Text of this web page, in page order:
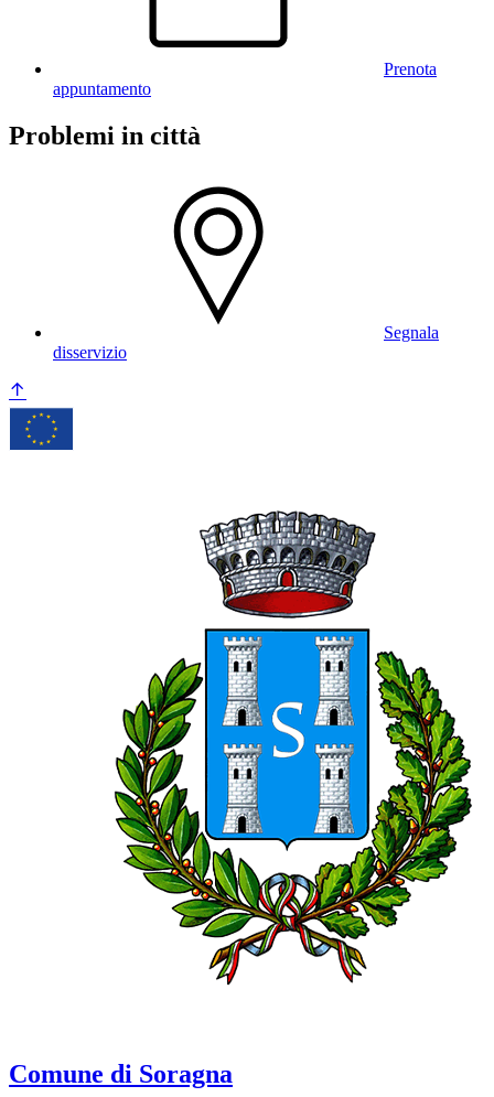
Prenota
appuntamento
Problemi in città
Segnala
disservizio
Comune di Soragna